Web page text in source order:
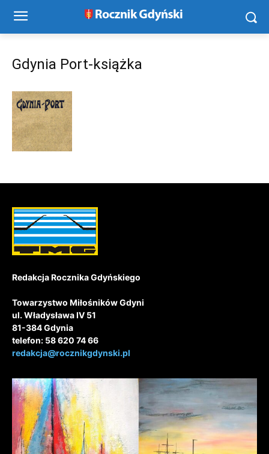
Gdynia Port-książka
Redakcja Rocznika Gdyńskiego
Towarzystwo Miłośników Gdyni
ul. Władysława IV 51
81-384 Gdynia
telefon: 58 620 74 66
redakcja@rocznikgdynski.pl